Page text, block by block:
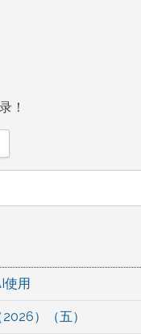
！
使用
）（五）